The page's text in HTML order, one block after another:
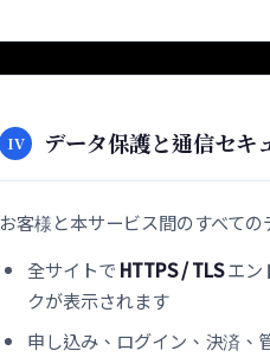
IV データ保護と通信セキ
お客様と本サービス間のすべて
全サイトで HTTPS / TLSエン
クが表示されます
申し込み、ログイン、決済、